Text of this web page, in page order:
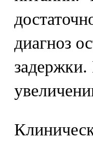
диагноз
задержки.